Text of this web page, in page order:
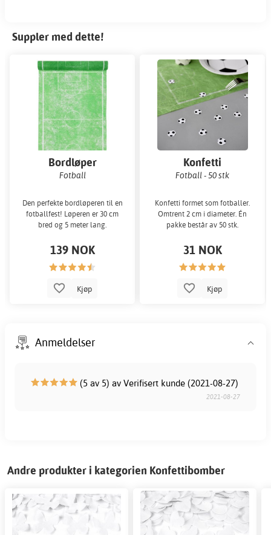
Suppler med dette!
Bordløper
Fotball
Den perfekte bordløperen til en
fotballfest! Løperen er 30 cm
bred og 5 meter lang.
139 NOK
Kjøp
Konfetti
Fotball - 50 stk
Konfetti formet som fotballer.
Omtrent 2 cm i diameter. Én
pakke består av 50 stk.
31 NOK
Kjøp
Anmeldelser
(5 av 5) av Verifisert kunde (2021-08-27)
2021-08-27
Andre produkter i kategorien Konfettibomber